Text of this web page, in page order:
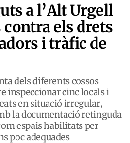
a l’Alt Urgell
els drets
i tràfic de
dels diferents cossos
inspeccionar cinc locals i
en situació irregular,
la documentació retinguda
espais habilitats per
poc adequades